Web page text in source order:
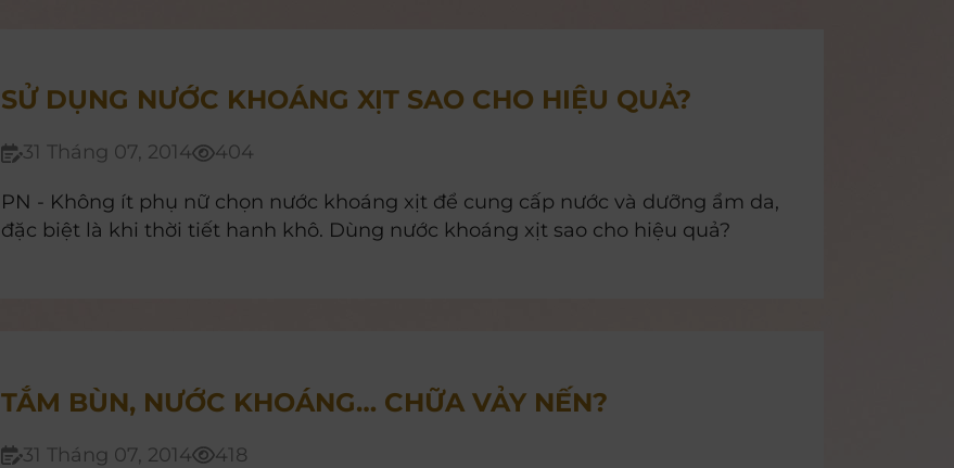
SỬ DỤNG NƯỚC KHOÁNG XỊT SAO CHO HIỆU QUẢ?
31 Tháng 07, 2014 404
PN - Không ít phụ nữ chọn nước khoáng xịt để cung cấp nước và dưỡng ẩm da,
đặc biệt là khi thời tiết hanh khô. Dùng nước khoáng xịt sao cho hiệu quả?
TẮM BÙN, NƯỚC KHOÁNG… CHỮA VẢY NẾN?
31 Tháng 07, 2014 418